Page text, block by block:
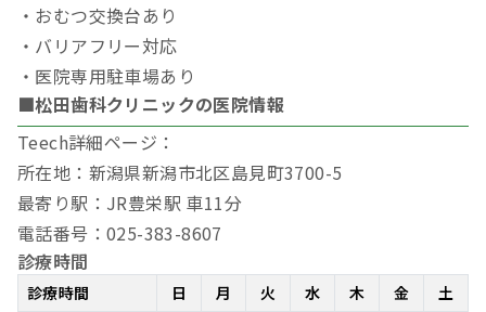
・おむつ交換台あり
・バリアフリー対応
・医院専用駐車場あり
■松田歯科クリニックの医院情報
Teech詳細ページ：
所在地：新潟県新潟市北区島見町3700-5
最寄り駅：JR豊栄駅 車11分
電話番号：025-383-8607
診療時間
診療時間 日 月 火 水 木 金 土